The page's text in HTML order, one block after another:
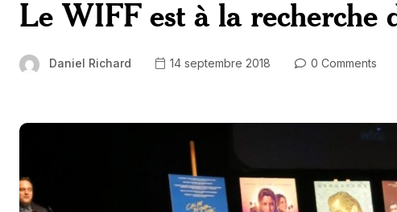
Le WIFF est à la recherche
Daniel Richard 14 septembre 2018 0 Comments